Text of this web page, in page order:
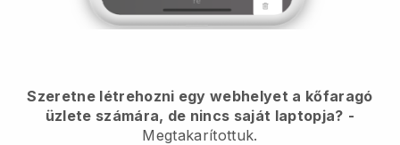
Szeretne létrehozni egy webhelyet a kőfaragó
üzlete számára, de nincs saját laptopja? -
Megtakarítottuk.